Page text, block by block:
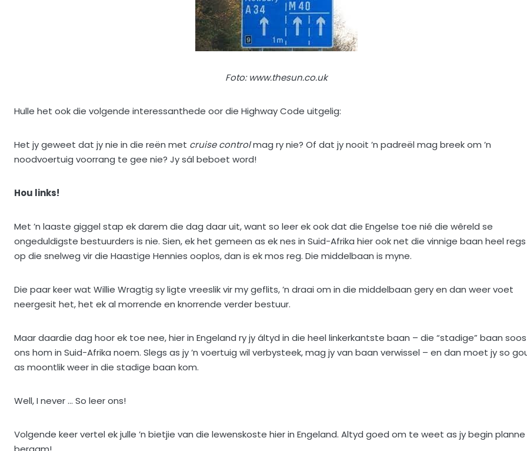
Foto: www.thesun.co.uk
Hulle het ook die volgende interessanthede oor die Highway Code uitgelig:
Het jy geweet dat jy nie in die reën met cruise controlmag ry nie? Of dat jy nooit ’n padreël mag breek om ’n
noodvoertuig voorrang te gee nie? Jy sál beboet word!
Hou links!
Met ’n laaste giggel stap ek darem die dag daar uit, want so leer ek ook dat die Engelse toe nié die wêreld se
ongeduldigste bestuurders is nie. Sien, ek het gemeen as ek nes in Suid-Afrika hier ook net die vinnige baan heel regs
op die snelweg vir die Haastige Hennies ooplos, dan is ek mos reg. Die middelbaan is myne.
Die paar keer wat Willie Wragtig sy ligte vreeslik vir my geflits, ’n draai om in die middelbaan gery en dan weer voet
neergesit het, het ek al morrende en knorrende verder bestuur.
Maar daardie dag hoor ek toe nee, hier in Engeland ry jy áltyd in die heel linkerkantste baan – die “stadige” baan soos
ons hom in Suid-Afrika noem. Slegs as jy ’n voertuig wil verbysteek, mag jy van baan verwissel – en dan moet jy so
as moontlik weer in die stadige baan kom.
Well, I never … So leer ons!
Volgende keer vertel ek julle ’n bietjie van die lewenskoste hier in Engeland. Altyd goed om te weet as jy begin planne